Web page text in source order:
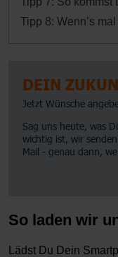
Tipp 8: Wenn’s
So laden wir
Lädst Du Dein